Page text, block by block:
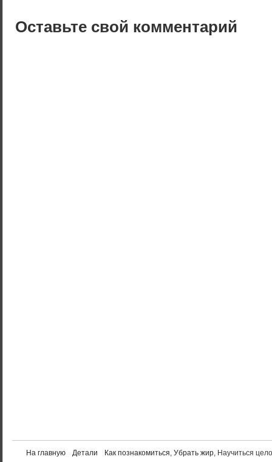
Оставьте свой комментарий
На главную Детали Как познакомиться, Убрать жир, Научиться